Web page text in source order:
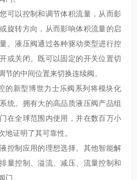
可以控制和调节体积流量，从而影
旋转方向，从而影响体积流量的启
。液压阀通过各种驱动类型进行控
或关闭。既可以固定的开关位置切
节的中间位置来切换连续阀。
的新型博世力士乐阀系列将模块化
统。 拥有大的高品质液压阀产品组
在全球范围内使用，并在数百万小
地证明了其可靠性。
控制应用的理想选择。其他智能解
量控制、溢流、减压、流量控制和
门。